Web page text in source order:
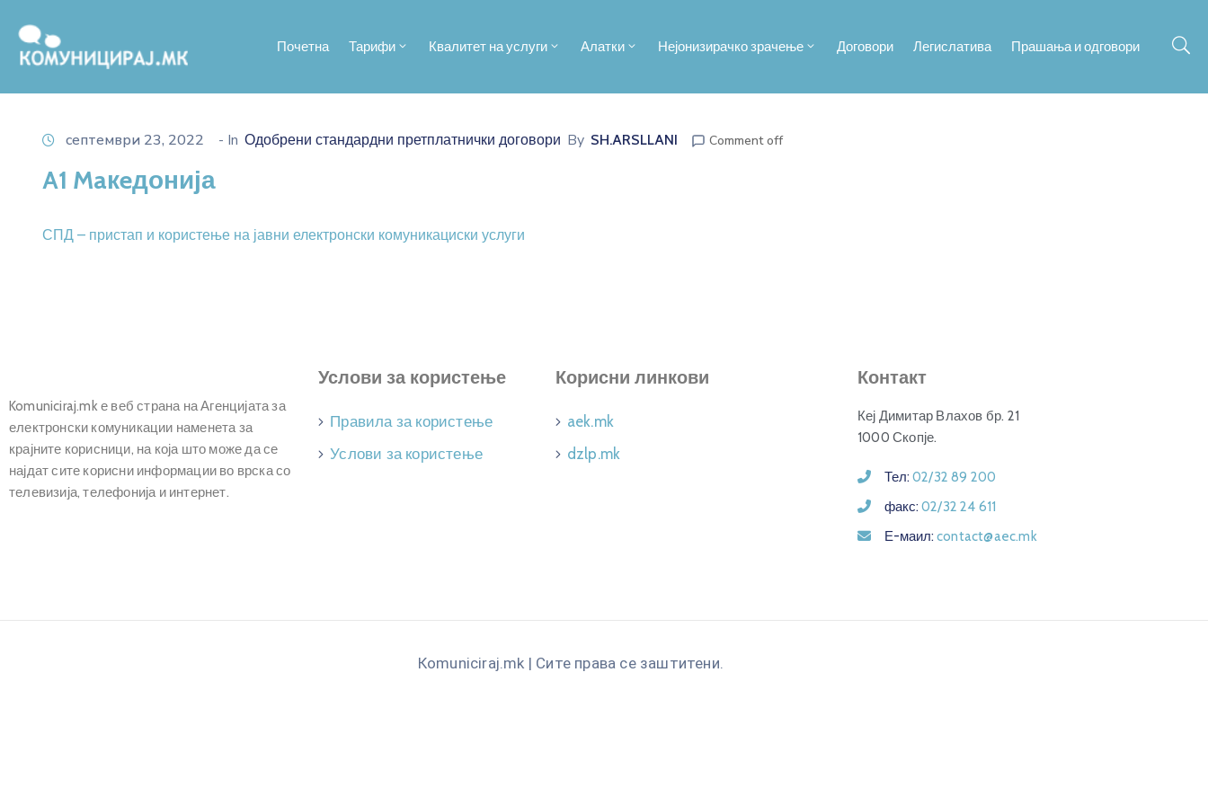
Почетна Тарифи Квалитет на услуги Алатки Нејонизирачко зрачење Договори Легислатива Прашања и одговори
септември 23, 2022 - In Одобрени стандардни претплатнички договори By SH.ARSLLANI Comment off
A1 Maкeдонија
СПД – пристап и користење на јавни електронски комуникациски услуги
Komuniciraj.mk е веб страна на Агенцијата за
електронски комуникации наменета за
крајните корисници, на која што може да се
најдат сите корисни информации во врска со
телевизија, телефонија и интернет.
Услови за користење
Правила за користење
Услови за користење
Корисни линкови
aek.mk
dzlp.mk
Контакт
Кеј Димитар Влахов бр. 21
1000 Скопје.
Тел:02/32 89 200
факс:02/32 24 611
Е-маил:contact@aec.mk
Кomuniciraj.mk | Сите права се заштитени.